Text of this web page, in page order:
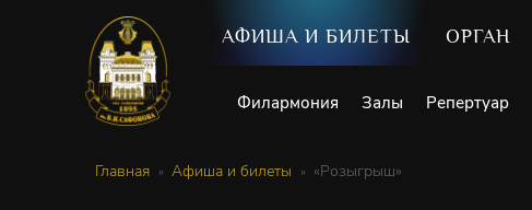
АФИША И БИЛЕТЫ ОРГАН
Филармония Залы Репертуар
Главная Афиша и билеты «Розыгрыш»